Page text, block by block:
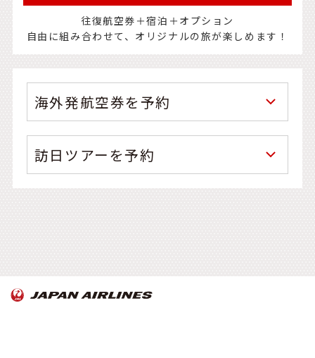
往復航空券＋宿泊＋オプション
自由に組み合わせて、オリジナルの旅が楽しめます！
海外発航空券を予約
訪日ツアーを予約